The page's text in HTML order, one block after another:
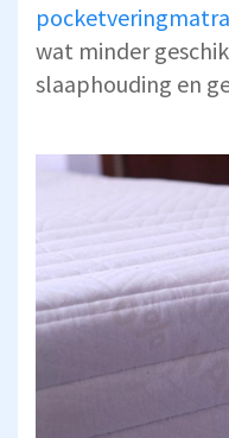
wat minder
slaaphouding en